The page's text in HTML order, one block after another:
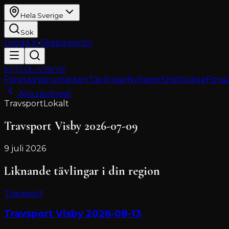
Hela Sverige
Sök
Logga in·Skapa konto
RYTTARAVENYN
FöretagVarumärkenTävlingarNyheterSmittoläge
Alla tävlingar
TravsportLokalt
Travsport Visby 2026-07-09
9 juli 2026
Liknande tävlingar i din region
Travsport
Travsport Visby 2026-08-13